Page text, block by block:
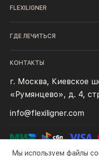
FLEXILIGNER
ГДЕ ЛЕЧИТЬСЯ
КОНТАКТЫ
г. Москва, Киевское
«Румянцево», д. 4,
info@flexiligner.com
Мы используем файлы